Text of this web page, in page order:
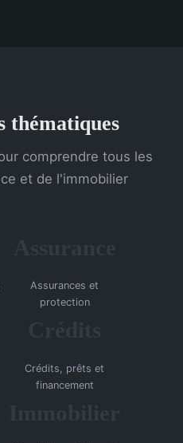
thématiques
comprendre tous les
et de l'immobilier
Assurances et
protection
Crédits, prêts et
financement